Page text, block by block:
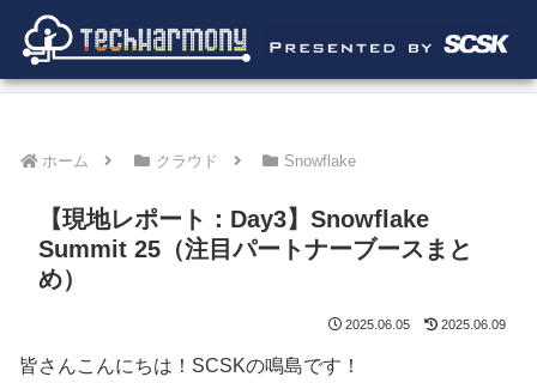
ホーム クラウド Snowflake
【現地レポート：Day3】Snowflake
Summit 25（注目パートナーブースまと
め）
2025.06.05 2025.06.09
皆さんこんにちは！SCSKの鳴島です！